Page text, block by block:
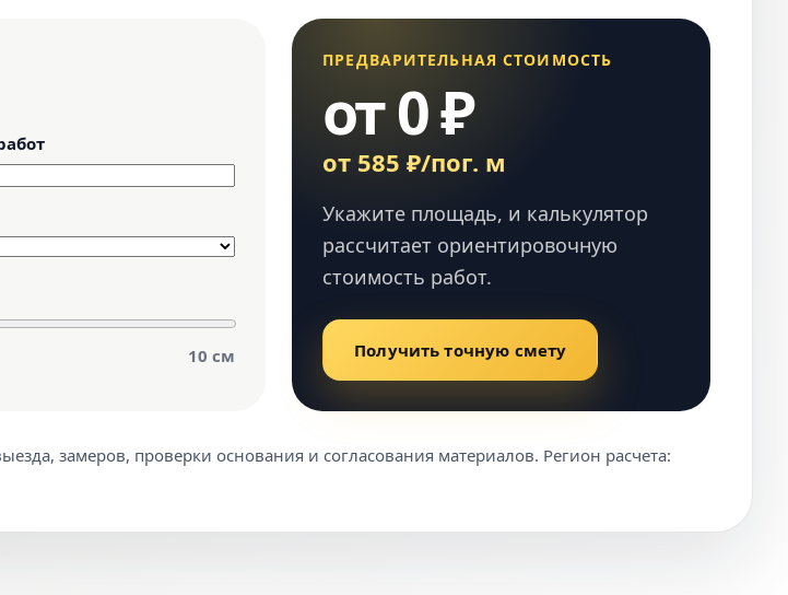
10 см
ПРЕДВАРИТЕЛЬНАЯ СТОИМОСТЬ
от 0 ₽
от 585 ₽/пог. м
Укажите площадь, и калькулятор
рассчитает ориентировочную
стоимость работ.
Получить точную смету
замеров, проверки основания и согласования материалов. Регион расчета: